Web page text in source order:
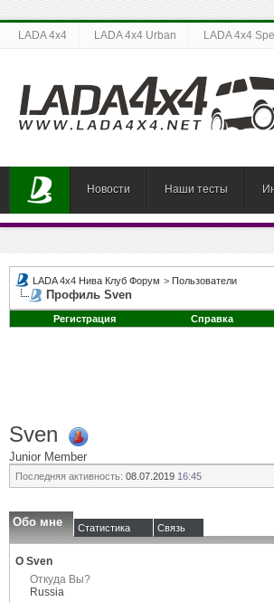
LADA 4x4 LADA 4x4 Urban LADA 4x4
Новости Наши тесты
LADA 4x4 Нива Клуб Форум > Пользователи
Профиль Sven
Регистрация Справка
Sven
Junior Member
Последняя активность: 08.07.2019 16:45
Обо мне Статистика Связь
О Sven
Откуда Вы?
Russia